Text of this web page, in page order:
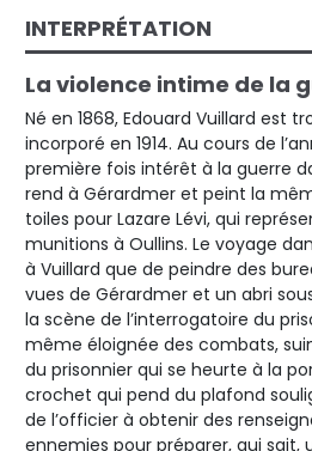
INTERPRÉTATION
La violence intime de la
Né en 1868, Edouard Vuillard est
incorporé en 1914. Au cours de
première fois intérêt à la guerre
rend à Gérardmer et peint la
toiles pour Lazare Lévi, qui
munitions à Oullins. Le voyage
à Vuillard que de peindre des
vues de Gérardmer et un abri
la scène de l’interrogatoire du
même éloignée des combats,
du prisonnier qui se heurte à la
crochet qui pend du plafond
de l’officier à obtenir des
ennemies pour préparer, qui sait,